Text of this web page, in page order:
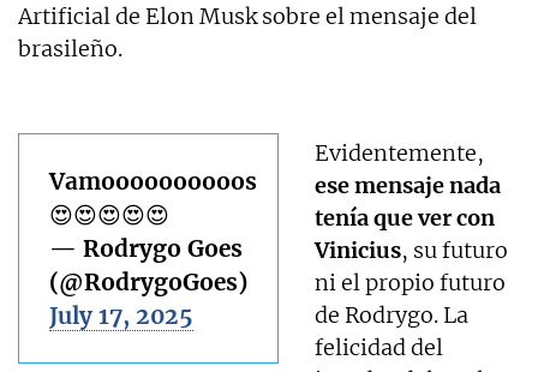
Artificial de Elon Musk sobre el mensaje del
brasileño.
Vamoooooooooos
😍😍😍😍😍
— Rodrygo Goes
(@RodrygoGoes)
July 17, 2025
Evidentemente,
ese mensaje nada
tenía que ver con
Vinicius, su futuro
ni el propio futuro
de Rodrygo. La
felicidad del